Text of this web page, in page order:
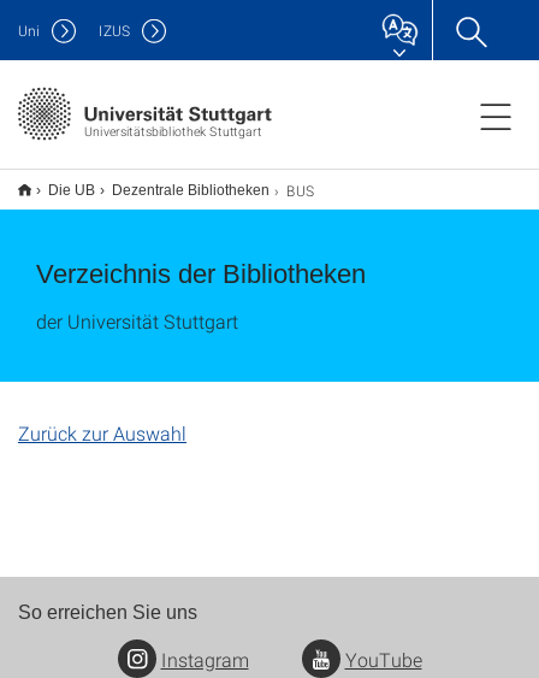
Universitätsbibliothek Stuttgart
Uni IZUS
Die UB Dezentrale Bibliotheken BUS
Verzeichnis der Bibliotheken
der Universität Stuttgart
Zurück zur Auswahl
So erreichen Sie uns
Instagram
YouTube